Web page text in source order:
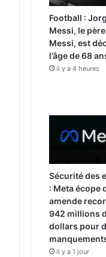
Football :
Messi, le
Messi, est
l’âge de 68
il y a 4 heures
Sécurité des
: Meta écope
amende
942 millions
dollars pour
il y a 1 jour